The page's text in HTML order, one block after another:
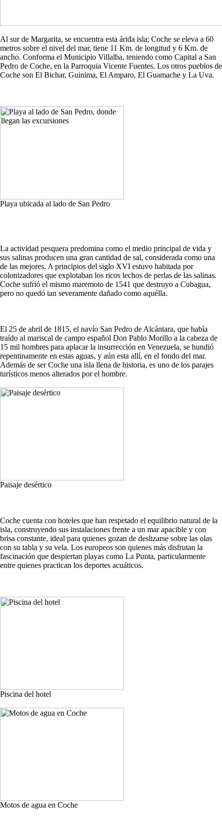
Al sur de Margarita, se encuentra esta árida isla; Coche se eleva a 60
metros sobre el nivel del mar, tiene 11 Km. de longitud y 6 Km. de
ancho. Conforma el Municipio Villalba, teniendo como Capital a San
Pedro de Coche, en la Parroquia Vicente Fuentes. Los otros pueblos de
Coche son El Bichar, Guinima, El Amparo, El Guamache y La Uva.
Playa ubicada al lado de San Pedro
La actividad pesquera predomina como el medio principal de vida y
sus salinas producen una gran cantidad de sal, considerada como una
de las mejores. A principios del siglo XVI estuvo habitada por
colonizadores que explotaban los ricos lechos de perlas de las salinas.
Coche sufrió el mismo maremoto de 1541 que destruyo a Cubagua,
pero no quedó tan severamente dañado como aquélla.
El 25 de abril de 1815, el navío San Pedro de Alcántara, que había
traído al mariscal de campo español Don Pablo Morillo a la cabeza de
15 mil hombres para aplacar la insurrección en Venezuela, se hundió
repentinamente en estas aguas, y aún esta allí, en el fondo del mar.
Además de ser Coche una isla llena de historia, es uno de los parajes
turísticos menos alterados por el hombre.
Paisaje desértico
Coche cuenta con hoteles que han respetado el equilibrio natural de la
isla, construyendo sus instalaciones frente a un mar apacible y con
brisa constante, ideal para quienes gozan de deslizarse sobre las olas
con su tabla y su vela. Los europeos son quienes más disfrutan la
fascinación que despiertan playas como La Punta, particularmente
entre quienes practican los deportes acuáticos.
Piscina del hotel
Motos de agua en Coche